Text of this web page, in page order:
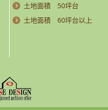
土地面積 50坪台
土地面積 60坪台以上